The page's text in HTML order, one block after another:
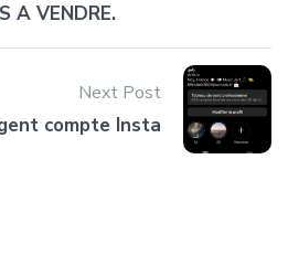
A VENDRE.
Next Post
compte Insta